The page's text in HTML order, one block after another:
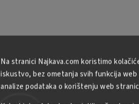
Na stranici Najkava.com koristimo
iskustvo, bez ometanja svih funkcija
analize podataka o korištenju web